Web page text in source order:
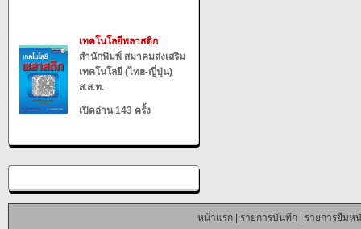
เทคโนโลยีพลาสติก
สำนักพิมพ์ สมาคมส่งเสริม
เทคโนโลยี (ไทย-ญี่ปุ่น)
ส.ส.ท.
เปิดอ่าน 143 ครั้ง
หน้าแรก| รายการบันทึก| รายการยืมห